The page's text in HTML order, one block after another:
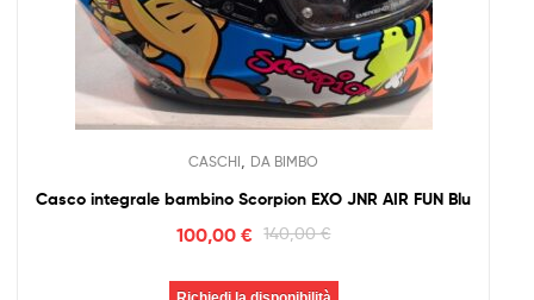
CASCHI DA BIMBO
Casco integrale bambino Scorpion EXO JNR AIR FUN Blu
140,00€
100,00 €